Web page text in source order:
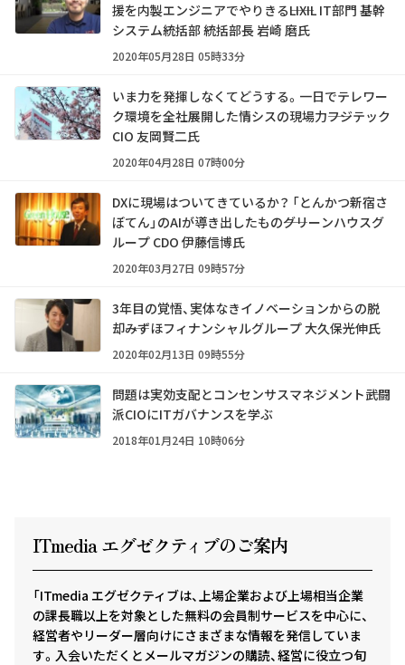
援を内製エンジニアでやりきる――LIXIL IT部門 基幹
システム統括部 統括部長 岩崎 磨氏
2020年05月28日 05時33分
いま力を発揮しなくてどうする。一日でテレワー
ク環境を全社展開した情シスの現場力――フジテック
CIO 友岡賢二氏
2020年04月28日 07時00分
DXに現場はついてきているか？ 「とんかつ新宿さ
ぼてん」のAIが導き出したもの――グリーンハウスグ
ループ CDO 伊藤信博氏
2020年03月27日 09時57分
3年目の覚悟、実体なきイノベーションからの脱
却――みずほフィナンシャルグループ 大久保光伸氏
2020年02月13日 09時55分
問題は実効支配とコンセンサスマネジメント――武闘
派CIOにITガバナンスを学ぶ
2018年01月24日 10時06分
ITmedia エグゼクティ ブのご案内
「ITmedia エグゼクティブは、上場企業および上場相当企業
の課長職以上を対象とした無料の会員制サービスを中心に、
経営者やリーダー層向けにさまざまな情報を発信していま
す。入会いただくとメールマガジンの購読、経営に役立つ旬